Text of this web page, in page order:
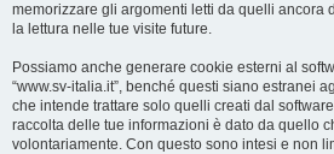
memorizzare gli argomenti letti da quelli ancora
la lettura nelle tue visite future.
Possiamo anche generare cookie esterni al
“www.sv-italia.it”, benché questi siano estranei
che intende trattare solo quelli creati dal
raccolta delle tue informazioni è dato da quello
volontariamente. Con questo sono intesi e non